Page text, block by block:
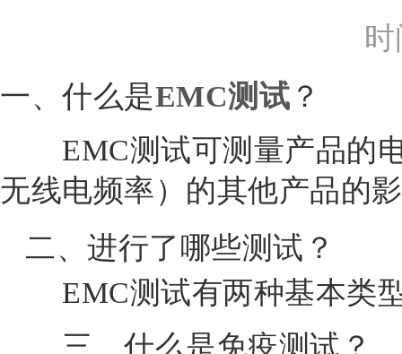
一、什么是EMC测试 ？
EMC测试可测量产品的电
无线电频率）的其他产品的
二、进行了哪些测试？
EMC测试有两种基本类型
三、什么是免疫测试？